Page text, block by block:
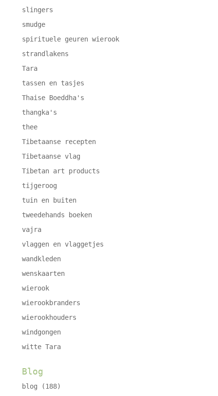
slingers
smudge
spirituele geuren wierook
strandlakens
Tara
tassen en tasjes
Thaise Boeddha's
thangka's
thee
Tibetaanse recepten
Tibetaanse vlag
Tibetan art products
tijgeroog
tuin en buiten
tweedehands boeken
vajra
vlaggen en vlaggetjes
wandkleden
wenskaarten
wierook
wierookbranders
wierookhouders
windgongen
witte Tara
Blog
blog (188)